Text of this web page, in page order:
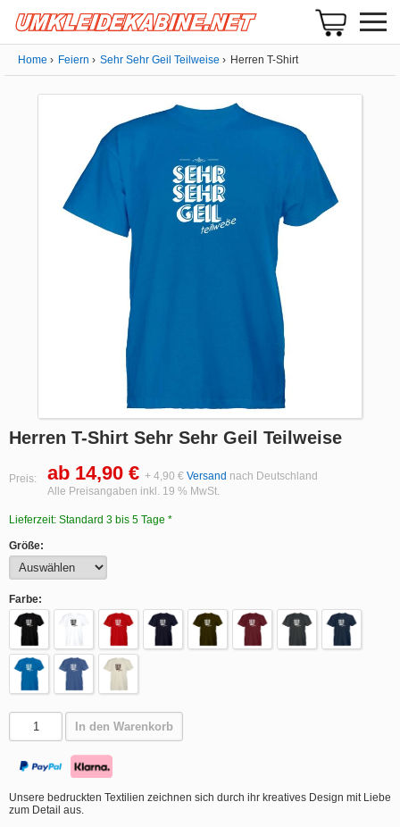
Home Feiern Sehr Sehr Geil Teilweise Herren T-Shirt
Herren T-Shirt Sehr Sehr Geil Teilweise
Preis: ab 14,90 € + 4,90 € Versand nach Deutschland
Alle Preisangaben inkl. 19 % MwSt.
Lieferzeit: Standard 3 bis 5 Tage *
Größe:
Farbe:
In den Warenkorb
Unsere bedruckten Textilien zeichnen sich durch ihr kreatives Design mit Liebe
zum Detail aus.